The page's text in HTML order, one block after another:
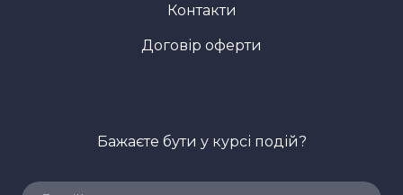
Контакти
Договір оферти
Бажаєте бути у курсі подій?